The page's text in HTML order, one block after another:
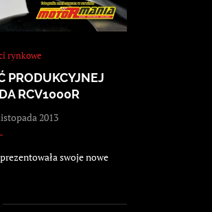
rynkowe
PRODUKCYJNEJ
RCV1000R
2013
swoje nowe